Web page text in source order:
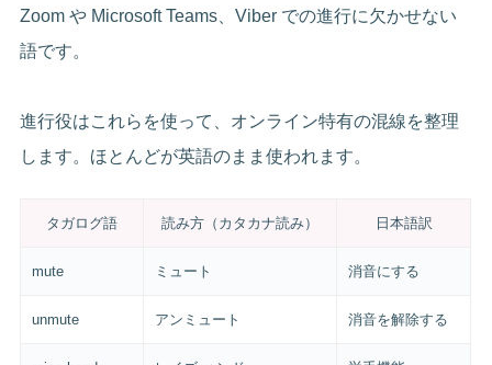
Zoom や Microsoft Teams、Viber での進行に欠かせない
語です。
進行役はこれらを使って、オンライン特有の混線を整理
します。ほとんどが英語のまま使われます。
タガログ語 読み方（カタカナ読み） 日本語訳
mute ミュート 消音にする
unmute アンミュート 消音を解除する